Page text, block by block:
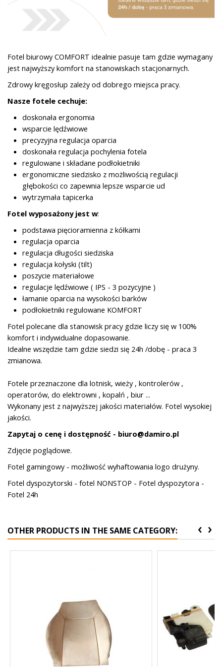
Fotel biurowy COMFORT idealnie pasuje tam gdzie wymagany
jest najwyższy komfort na stanowiskach stacjonarnych.
Zdrowy kręgosłup zależy od dobrego miejsca pracy.
Nasze fotele cechuje:
doskonała ergonomia
wsparcie lędźwiowe
precyzyjna regulacja oparcia
doskonała regulacja pochylenia fotela
regulowane i składane podłokietniki
ergonomiczne siedzisko z możliwością regulacji
głębokości co zapewnia lepsze wsparcie ud
wytrzymała tapicerka
Fotel wyposażony jest w:
podstawa pięcioramienna z kółkami
regulacja oparcia
regulacja długości siedziska
regulacja kołyski (tilt)
poszycie materiałowe
regulacje lędźwiowe ( IPS - 3 pozycyjne )
łamanie oparcia na wysokości barków
podłokietniki regulowane KOMFORT
Fotel polecane dla stanowisk pracy gdzie liczy się w 100%
komfort i indywidualne dopasowanie.
Idealne wszędzie tam gdzie siedzi się 24h /dobę - praca 3
zmianowa.
Fotele przeznaczone dla lotnisk, wieży , kontrolerów ,
operatorów, do elektrowni , kopalń , biur ...
Wykonany jest z najwyższej jakości materiałów. Fotel wysokiej
jakości.
Zapytaj o cenę i dostępność - biuro@damiro.pl
Zdjęcie poglądowe.
Fotel gamingowy - możliwość wyhaftowania logo drużyny.
Fotel dyspozytorski - fotel NONSTOP - Fotel dyspozytora -
Fotel 24h
OTHER PRODUCTS IN THE SAME CATEGORY: ‹ ›